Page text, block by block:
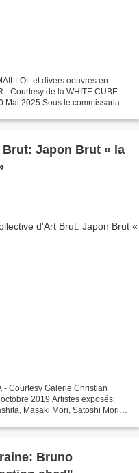
et divers oeuvres en
Mai 2025 Sous le commissariat
Japon Brut « la
- Courtesy Galerie Christian
2019 Artistes exposés:
Masaki Mori, Satoshi Morita,
Bruno